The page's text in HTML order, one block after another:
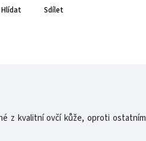
Hlídat Sdílet
z kvalitní ovčí kůže, oproti ostatním